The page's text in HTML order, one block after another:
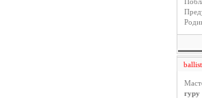
ballist
гуру